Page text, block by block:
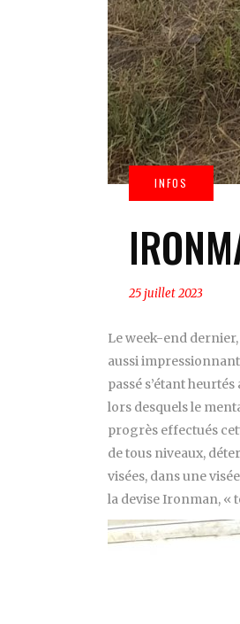
25 juillet 2023
Le week-end
aussi
passé s’étant
lors desquels le
progrès effectués
de tous niveaux,
visées, dans une
la devise Ironman, «